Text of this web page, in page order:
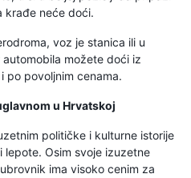
krađe neće doći.
voz je stanica ili u
možete doći iz
po povoljnim cenama.
u Hrvatskoj
političke i kulturne istorije
lepote. Osim svoje izuzetne
ima visoko cenim za